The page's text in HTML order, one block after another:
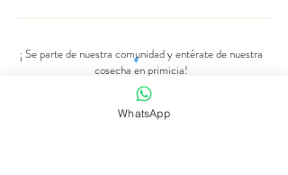
¡ Se parte de nuestra comunidad y entérate de nuestra
cosecha en primicia!
WhatsApp